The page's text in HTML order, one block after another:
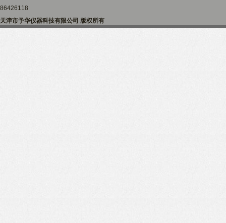
86426118
天津市予华仪器科技有限公司 版权所有